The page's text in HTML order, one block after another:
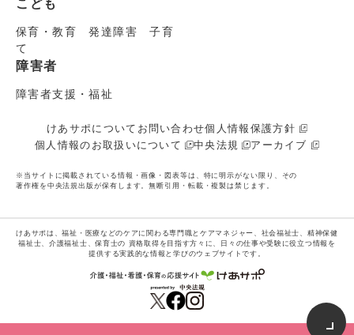
こども
保育・教育 発達障害 子育
て
障害者
障害者支援・福祉
けあサポについて お問い合わせ個人情報保護方針
個人情報のお取扱いについて
中央法規 アーカイブ
※当サイトに掲載されている情報・画像・図表等は、特に明示がない限り、その
著作権を中央法規出版が保有します。無断引用・転載・複製は禁じます。
けあサポは、福祉・医療などのケアに関わる専門職とケアマネジャー、社会福祉士、精神保健
福祉士、介護福祉士、保育士の 資格取得を目指す方々に、日々の仕事や受験に役立つ情報を
提供する実践的な情報と学びのウェブサイトです。